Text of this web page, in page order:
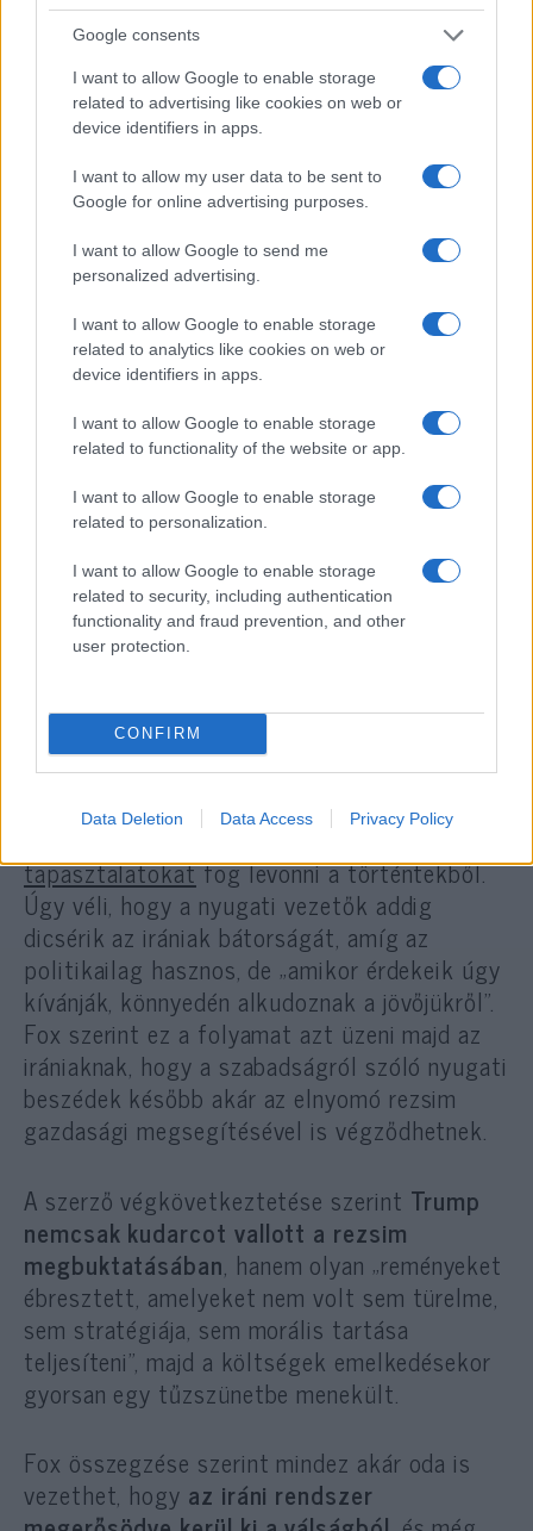
Google consents
I want to allow Google to enable storage
related to advertising like cookies on web or
device identifiers in apps.
I want to allow my user data to be sent to
Google for online advertising purposes.
I want to allow Google to send me
personalized advertising.
I want to allow Google to enable storage
related to analytics like cookies on web or
device identifiers in apps.
I want to allow Google to enable storage
related to functionality of the website or app.
I want to allow Google to enable storage
related to personalization.
I want to allow Google to enable storage
related to security, including authentication
functionality and fraud prevention, and other
user protection.
CONFIRM
Data Deletion Data Access Privacy Policy
a Hormuzi-szoros feletti ellenőrzés
komoly geopolitikai nyomásgyakorlási
lehetőséget biztosít;
és ha a rezsim túléli a kezdeti katonai
csapásokat, akkor Washington
figyelme előbb-utóbb a
rezsimváltásról a stabilitásra, a
katonai győzelemről pedig az
olajárakra helyeződik át.
Fox összegzése szerint a mostani
megállapodás nem a konfliktus végleges
lezárását jelenti, hanem inkább annak
bizonyítéka, hogya geopolitikai és
gazdasági érdekek végül felülírták azokat a
célokat, amelyekkel a konfliktust eredetileg
indokolták
A teheráni rezsim átverte Trumpot?
Az iráni nép elárulása
Andrew Fox szerint az iráni lakosság keserű
tapasztalatokatfog levonni a történtekből.
Úgy véli, hogy a nyugati vezetők addig
dicsérik az irániak bátorságát, amíg az
politikailag hasznos, de „amikor érdekeik úgy
kívánják, könnyedén alkudoznak a jövőjükről”.
Fox szerint ez a folyamat azt üzeni majd az
irániaknak, hogy a szabadságról szóló nyugati
beszédek később akár az elnyomó rezsim
gazdasági megsegítésével is végződhetnek.
A szerző végkövetkeztetése szerint Trump
nemcsak kudarcot vallott a rezsim
megbuktatásában, hanem olyan „reményeket
ébresztett, amelyeket nem volt sem türelme,
sem stratégiája, sem morális tartása
teljesíteni”, majd a költségek emelkedésekor
gyorsan egy tűzszünetbe menekült.
Fox összegzése szerint mindez akár oda is
vezethet, hogy az iráni rendszer